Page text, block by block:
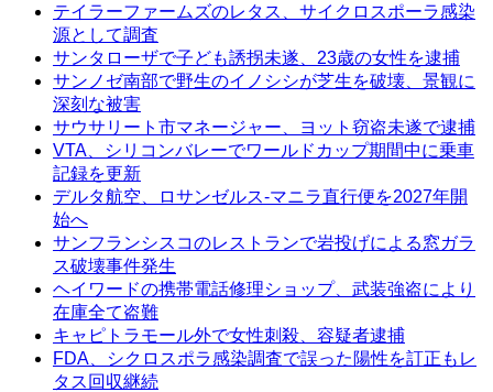
テイラーファームズのレタス、サイクロスポーラ感染
源として調査
サンタローザで子ども誘拐未遂、23歳の女性を逮捕
サンノゼ南部で野生のイノシシが芝生を破壊、景観に
深刻な被害
サウサリート市マネージャー、ヨット窃盗未遂で逮捕
VTA、シリコンバレーでワールドカップ期間中に乗車
記録を更新
デルタ航空、ロサンゼルス-マニラ直行便を2027年開
始へ
サンフランシスコのレストランで岩投げによる窓ガラ
ス破壊事件発生
ヘイワードの携帯電話修理ショップ、武装強盗により
在庫全て盗難
キャピトラモール外で女性刺殺、容疑者逮捕
FDA、シクロスポラ感染調査で誤った陽性を訂正もレ
タス回収継続